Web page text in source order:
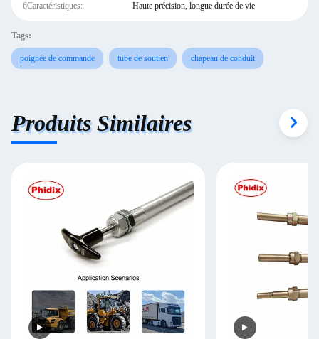
6Caractéristiques: Haute précision, longue durée de vie
Tags:
poignée de commande tube de soutien chapeau de conduit
Produits Similaires